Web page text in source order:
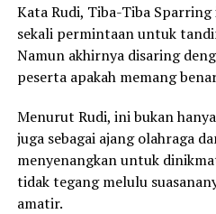
Kata Rudi, Tiba-Tiba Sparring
sekali permintaan untuk
Namun akhirnya disaring
peserta apakah memang
Menurut Rudi, ini bukan
juga sebagai ajang olahraga
menyenangkan untuk
tidak tegang melulu
amatir.